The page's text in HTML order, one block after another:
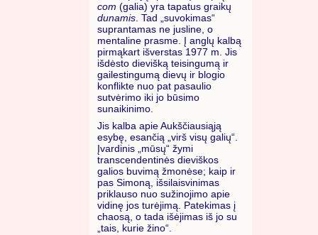
com (galia) yra tapatus graikų
dunamis. Tad „suvokimas“
suprantamas ne jusline, o
mentaline prasme. Į anglų kalbą
pirmąkart išverstas 1977 m. Jis
išdėsto dievišką teisingumą ir
gailestingumą dievų ir blogio
konflikte nuo pat pasaulio
sutvėrimo iki jo būsimo
sunaikinimo.
Jis kalba apie Aukščiausiąją
esybę, esančią „virš visų galių“.
Įvardinis „mūsų“ žymi
transcendentinės dieviškos
galios buvimą žmonėse; kaip ir
pas Simoną, išsilaisvinimas
priklauso nuo sužinojimo apie
vidinę jos turėjimą. Patekimas į
chaosą, o tada išėjimas iš jo su
„tais, kurie žino“.